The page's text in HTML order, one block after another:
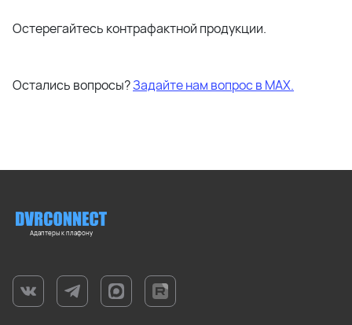
Остерегайтесь контрафактной продукции.
Остались вопросы?Задайте нам вопрос в МАХ.
Адаптеры к плафону